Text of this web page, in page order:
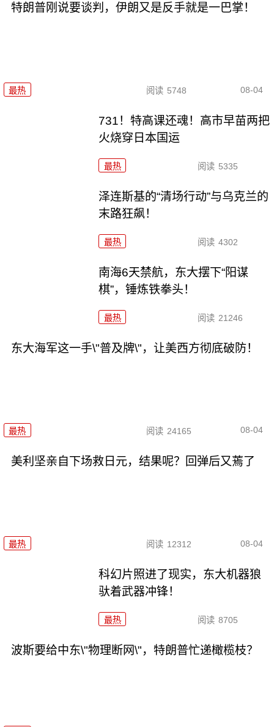
特朗普刚说要谈判，伊朗又是反手就是一巴掌！
最热 阅读 5748 08-04
731！特高课还魂！高市早苗两把
火烧穿日本国运
最热 阅读 5335
泽连斯基的“清场行动”与乌克兰的
末路狂飙！
最热 阅读 4302
南海6天禁航，东大摆下“阳谋
棋”，锤炼铁拳头！
最热 阅读 21246
东大海军这一手\"普及牌\"，让美西方彻底破防！
最热 阅读 24165 08-04
美利坚亲自下场救日元，结果呢？回弹后又蔫了
最热 阅读 12312 08-04
科幻片照进了现实，东大机器狼
驮着武器冲锋！
最热 阅读 8705
波斯要给中东\"物理断网\"，特朗普忙递橄榄枝？